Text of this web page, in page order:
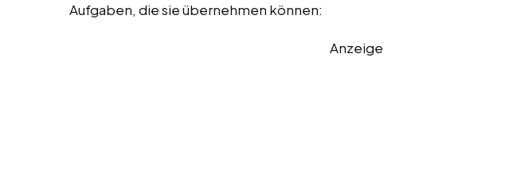
Aufgaben, die sie übernehmen können:
Anzeige